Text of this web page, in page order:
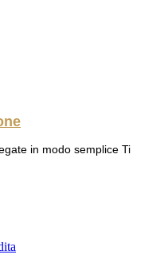
in modo semplice Ti